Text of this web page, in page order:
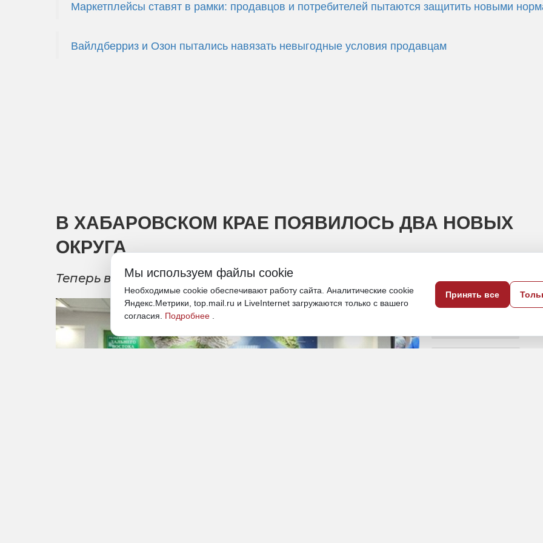
Маркетплейсы ставят в рамки: продавцов и потребителей пытаются защитить новыми
Вайлдберриз и Озон пытались навязать невыгодные условия продавцам
В ХАБАРОВСКОМ КРАЕ ПОЯВИЛОСЬ ДВА НОВЫХ
ОКРУГА
Теперь в регионе 11 территорий с подобным статусом
28 мая, 18:30
Мы используем файлы cookie
Необходимые cookie обеспечивают работу сайта. Аналитические cookie
Яндекс.Метрики, top.mail.ru и LiveInternet загружаются только с вашего
согласия. Подробнее
Принять все